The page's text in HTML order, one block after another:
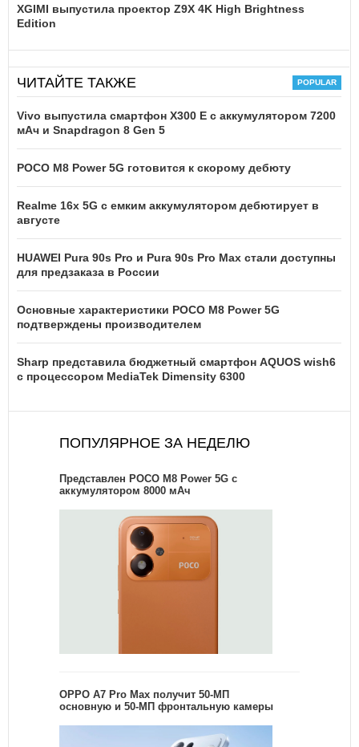
XGIMI выпустила проектор Z9X 4K High Brightness
Edition
ЧИТАЙТЕ ТАКЖЕ
Vivo выпустила смартфон X300 E с аккумулятором 7200
мАч и Snapdragon 8 Gen 5
POCO M8 Power 5G готовится к скорому дебюту
Realme 16x 5G с емким аккумулятором дебютирует в
августе
HUAWEI Pura 90s Pro и Pura 90s Pro Max стали доступны
для предзаказа в России
Основные характеристики POCO M8 Power 5G
подтверждены производителем
Sharp представила бюджетный смартфон AQUOS wish6
с процессором MediaTek Dimensity 6300
ПОПУЛЯРНОЕ ЗА НЕДЕЛЮ
Представлен POCO M8 Power 5G с
аккумулятором 8000 мАч
OPPO A7 Pro Max получит 50-МП
основную и 50-МП фронтальную камеры